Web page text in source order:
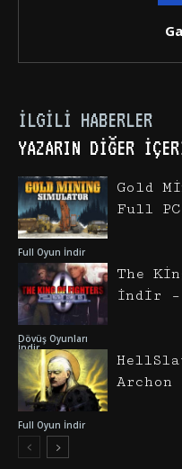
İLGILI HABERLER
YAZARIN DIĞER
Full Oyun İndir
Gold
Full
Dövüş Oyunları
İndir
The
İndir –
Full Oyun İndir